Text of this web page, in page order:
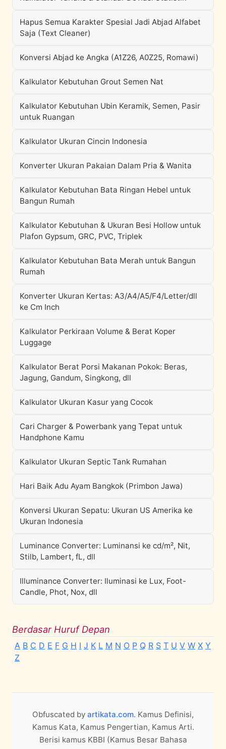
Hapus Semua Karakter Spesial Jadi Abjad Alfabet
Saja (Text Cleaner)
Konversi Abjad ke Angka (A1Z26, A0Z25, Romawi)
Kalkulator Kebutuhan Grout Semen Nat
Kalkulator Kebutuhan Ubin Keramik, Semen, Pasir
untuk Ruangan
Kalkulator Ukuran Cincin Indonesia
Konverter Ukuran Pakaian Dalam Pria & Wanita
Kalkulator Kebutuhan Bata Ringan Hebel untuk
Bangun Rumah
Kalkulator Kebutuhan & Ukuran Besi Hollow untuk
Plafon Gypsum, GRC, PVC, Triplek
Kalkulator Kebutuhan Bata Merah untuk Bangun
Rumah
Konverter Ukuran Kertas: A3/A4/A5/F4/Letter/dll
ke Cm Inch
Kalkulator Perkiraan Volume & Berat Koper
Luggage
Kalkulator Berat Porsi Makanan Pokok: Beras,
Jagung, Gandum, Singkong, dll
Kalkulator Ukuran Kasur yang Cocok
Cari Charger & Powerbank yang Tepat untuk
Handphone Kamu
Kalkulator Ukuran Septic Tank Rumahan
Hari Baik Adu Ayam Bangkok (Primbon Jawa)
Konversi Ukuran Sepatu: Ukuran US Amerika ke
Ukuran Indonesia
Luminance Converter: Luminansi ke cd/m², Nit,
Stilb, Lambert, fL, dll
Illuminance Converter: Iluminasi ke Lux, Foot-
Candle, Phot, Nox, dll
Berdasar Huruf Depan
A B C D E F G H I J K L M N O P Q R S T U V W X Y
Z
Obfuscated by artikata.com. Kamus Definisi,
Kamus Kata, Kamus Pengertian, Kamus Arti.
Berisi kamus KBBI (Kamus Besar Bahasa